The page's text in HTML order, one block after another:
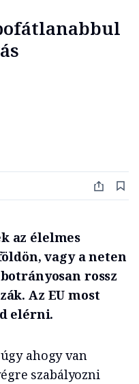
az élelmes
vagy a neten
rossz
Az EU most
elérni.
ahogy van
szabályozni